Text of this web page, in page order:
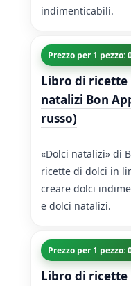
indimenticabili.
Prezzo per 1 pezzo:
Libro di ricette
natalizi Bon
russo)
«Dolci natalizi» di
ricette di dolci in
creare dolci
e dolci natalizi.
Prezzo per 1 pezzo:
Libro di ricette